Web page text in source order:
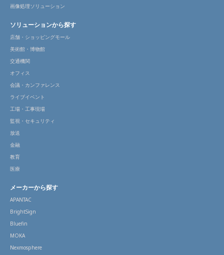
画像処理ソリューション
ソリューションから探す
店舗・ショッピングモール
美術館・博物館
交通機関
オフィス
会議・カンファレンス
ライブイベント
工場・工事現場
監視・セキュリティ
放送
金融
教育
医療
メーカーから探す
APANTAC
BrightSign
Bluefin
MOKA
Nexmosphere